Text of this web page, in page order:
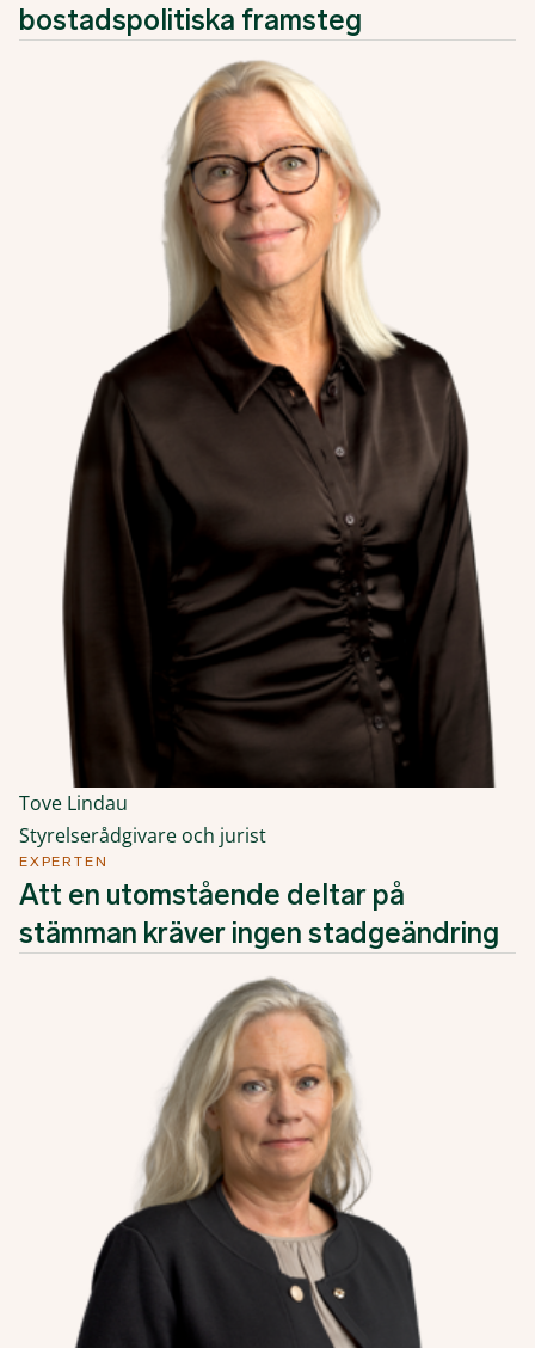
bostadspolitiska framsteg
Tove Lindau
Styrelserådgivare och jurist
EXPERTEN
Att en utomstående deltar på
stämman kräver ingen stadgeändring